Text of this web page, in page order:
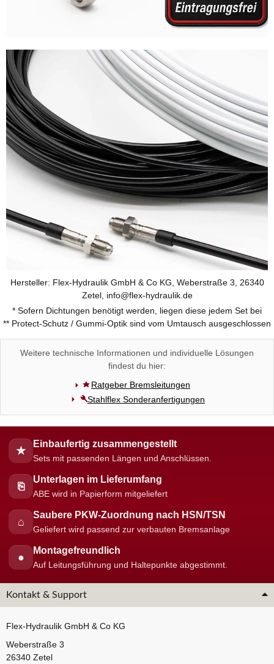
Hersteller: Flex-Hydraulik GmbH & Co KG, Weberstraße 3, 26340
Zetel, info@flex-hydraulik.de
* Sofern Dichtungen benötigt werden, liegen diese jedem Set bei
** Protect-Schutz / Gummi-Optik sind vom Umtausch ausgeschlossen
Weitere technische Informationen und individuelle Lösungen
findest du hier:
Ratgeber Bremsleitungen
Stahlflex Sonderanfertigungen
★
Einbaufertig zusammengestellt
Sets mit passenden Längen und Anschlüssen.
⎘
Unterlagen im Lieferumfang
ABE wird in Papierform mitgeliefert
⌂
Saubere PKW-Zuordnung nach HSN/TSN
Geliefert wird passend zur verbauten Bremsanlage
●
Montagefreundlich
Auf Leitungsführung und Haltepunkte abgestimmt.
Kontakt & Support
Flex-Hydraulik GmbH & Co KG
Weberstraße 3
26340 Zetel